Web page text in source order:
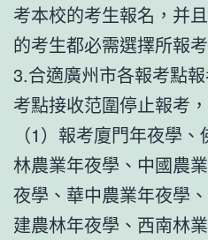
考本校的考生報名，并
的考生都必需選擇所報
3.合適廣州市各報考點
考點接收范圍停止報考
（1）報考廈門年夜學
林農業年夜學、中國農
夜學、華中農業年夜學
建農林年夜學、西南林